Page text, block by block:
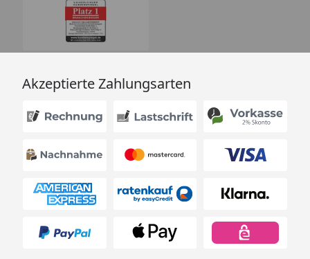
Akzeptierte Zahlungsarten